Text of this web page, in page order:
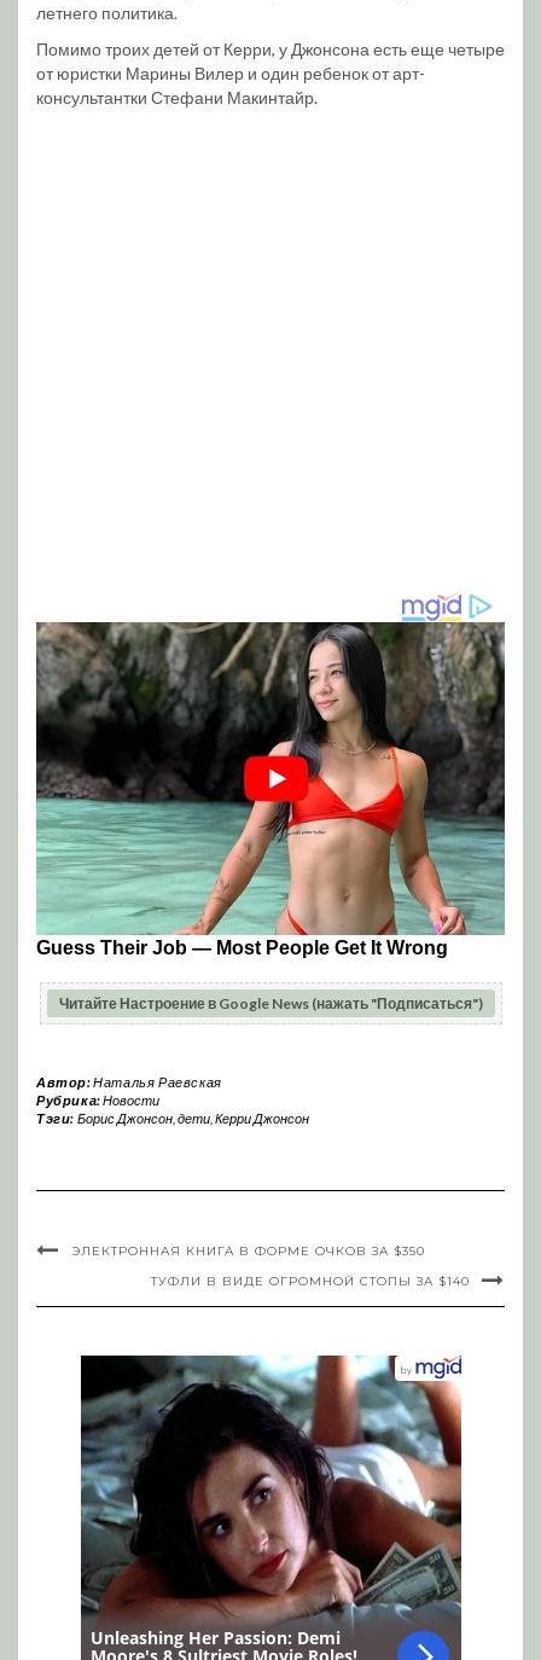
летнего политика.
Помимо троих детей от Керри, у Джонсона есть еще четыре
от юристки Марины Вилер и один ребенок от арт-
консультантки Стефани Макинтайр.
Читайте Настроение в Google News (нажать "Подписаться")
Автор:Наталья Раевская
Рубрика:Новости
Тэги: Борис Джонсон, дети, Керри Джонсон
ЭЛЕКТРОННАЯ КНИГА В ФОРМЕ ОЧКОВ ЗА $350
ТУФЛИ В ВИДЕ ОГРОМНОЙ СТОПЫ ЗА $140